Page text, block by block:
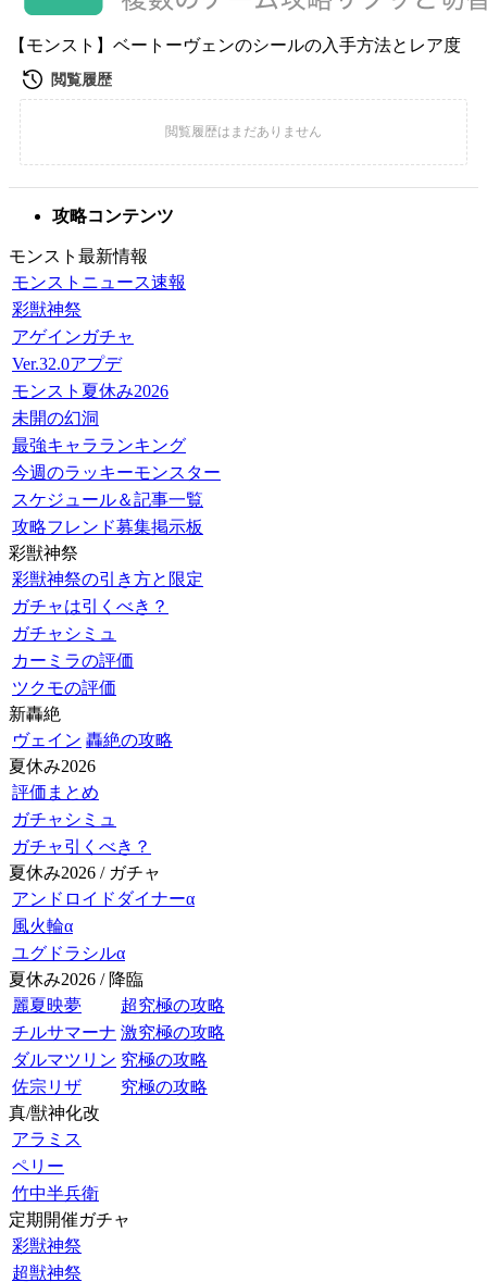
【モンスト】ベートーヴェンのシールの入手方法とレア度
攻略コンテンツ
モンスト最新情報
モンストニュース速報
彩獣神祭
アゲインガチャ
Ver.32.0アプデ
モンスト夏休み2026
未開の幻洞
最強キャラランキング
今週のラッキーモンスター
スケジュール＆記事一覧
攻略フレンド募集掲示板
彩獣神祭
彩獣神祭の引き方と限定
ガチャは引くべき？
ガチャシミュ
カーミラの評価
ツクモの評価
新轟絶
ヴェイン 轟絶の攻略
夏休み2026
評価まとめ
ガチャシミュ
ガチャ引くべき？
夏休み2026 / ガチャ
アンドロイドダイナーα
風火輪α
ユグドラシルα
夏休み2026 / 降臨
麗夏映夢
超究極の攻略
チルサマーナ 激究極の攻略
ダルマツリン 究極の攻略
佐宗リザ
究極の攻略
真/獣神化改
アラミス
ペリー
竹中半兵衛
定期開催ガチャ
彩獣神祭
超獣神祭